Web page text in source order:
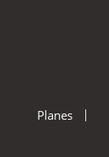
Planes